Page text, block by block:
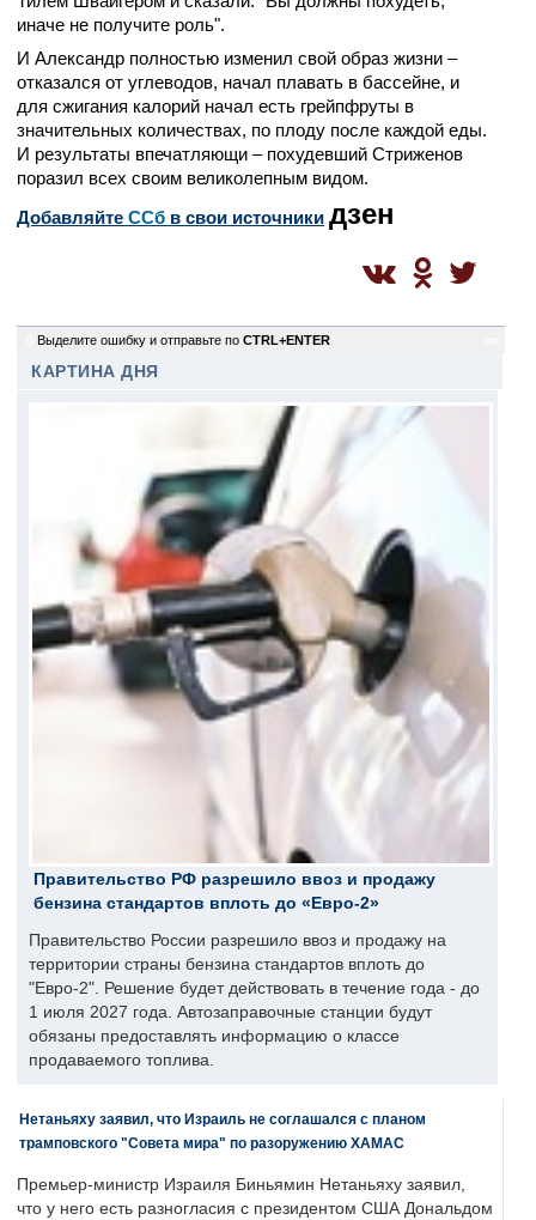
иначе не получите роль".
И Александр полностью изменил свой образ жизни –
отказался от углеводов, начал плавать в бассейне, и
для сжигания калорий начал есть грейпфруты в
значительных количествах, по плоду после каждой еды.
И результаты впечатляющи – похудевший Стриженов
поразил всех своим великолепным видом.
Добавляйте CСб в свои источники дзен
Выделите ошибку и отправьте по CTRL+ENTER
КАРТИНА ДНЯ
Правительство РФ разрешило ввоз и продажу
бензина стандартов вплоть до «Евро-2»
Правительство России разрешило ввоз и продажу на
территории страны бензина стандартов вплоть до
"Евро-2". Решение будет действовать в течение года - до
1 июля 2027 года. Автозаправочные станции будут
обязаны предоставлять информацию о классе
продаваемого топлива.
Нетаньяху заявил, что Израиль не соглашался с планом
трамповского "Совета мира" по разоружению ХАМАС
Премьер-министр Израиля Биньямин Нетаньяху заявил,
что у него есть разногласия с президентом США Дональдом